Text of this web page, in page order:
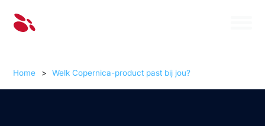
Home > Welk Copernica-product past bij jou?